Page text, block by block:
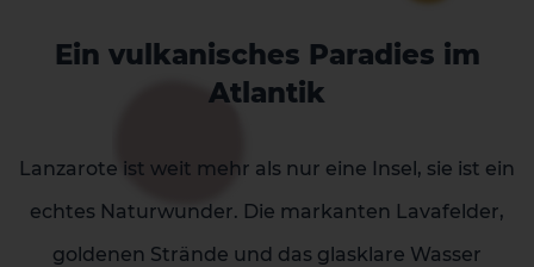
Ein vulkanisches Paradies im
Atlantik
Lanzarote ist weit mehr als nur eine Insel, sie ist ein
echtes Naturwunder. Die markanten Lavafelder,
goldenen Strände und das glasklare Wasser